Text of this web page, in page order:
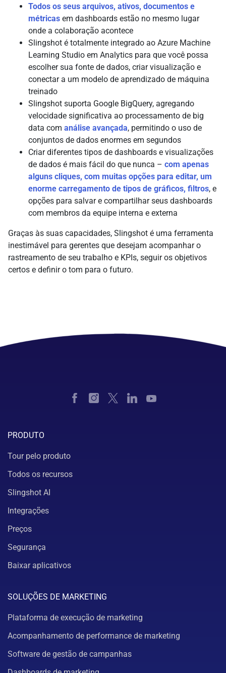
Todos os seus arquivos, ativos, documentos e
métricas em dashboards estão no mesmo lugar
onde a colaboração acontece
Slingshot é totalmente integrado ao Azure Machine
Learning Studio em Analytics para que você possa
escolher sua fonte de dados, criar visualização e
conectar a um modelo de aprendizado de máquina
treinado
Slingshot suporta Google BigQuery, agregando
velocidade significativa ao processamento de big
data com análise avançada, permitindo o uso de
conjuntos de dados enormes em segundos
Criar diferentes tipos de dashboards e visualizações
de dados é mais fácil do que nunca – com apenas
alguns cliques, com muitas opções para editar, um
enorme carregamento de tipos de gráficos, filtros, e
opções para salvar e compartilhar seus dashboards
com membros da equipe interna e externa
Graças às suas capacidades, Slingshot é uma ferramenta
inestimável para gerentes que desejam acompanhar o
rastreamento de seu trabalho e KPIs, seguir os objetivos
certos e definir o tom para o futuro.
PRODUTO
Tour pelo produto
Todos os recursos
Slingshot AI
Integrações
Preços
Segurança
Baixar aplicativos
SOLUÇÕES DE MARKETING
Plataforma de execução de marketing
Acompanhamento de performance de marketing
Software de gestão de campanhas